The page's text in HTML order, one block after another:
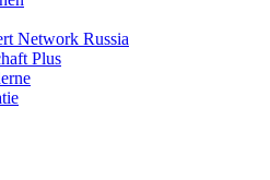
Network Russia
Plus